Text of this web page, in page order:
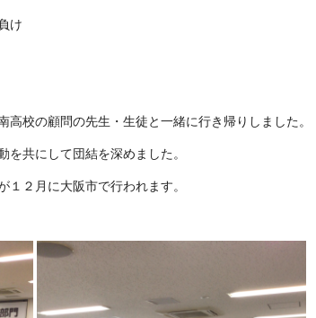
け
校の顧問の先生・生徒と一緒に行き帰りしました。
を共にして団結を深めました。
２月に大阪市で行われます。